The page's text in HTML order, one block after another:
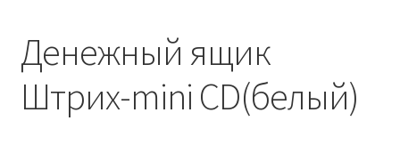
Денежный ящик
Штрих-mini CD(белый)